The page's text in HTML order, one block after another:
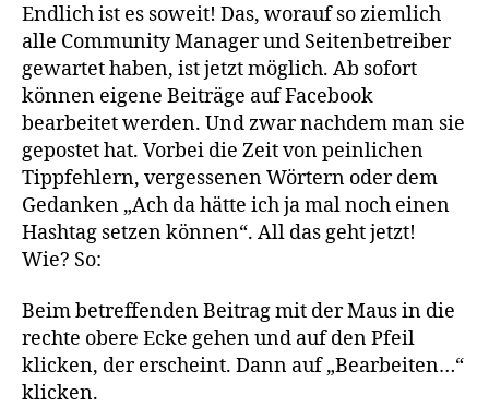
Endlich ist es soweit! Das, worauf so ziemlich
alle Community Manager und Seitenbetreiber
gewartet haben, ist jetzt möglich. Ab sofort
können eigene Beiträge auf Facebook
bearbeitet werden. Und zwar nachdem man sie
gepostet hat. Vorbei die Zeit von peinlichen
Tippfehlern, vergessenen Wörtern oder dem
Gedanken „Ach da hätte ich ja mal noch einen
Hashtag setzen können“. All das geht jetzt!
Wie? So:
Beim betreffenden Beitrag mit der Maus in die
rechte obere Ecke gehen und auf den Pfeil
klicken, der erscheint. Dann auf „Bearbeiten…“
klicken.